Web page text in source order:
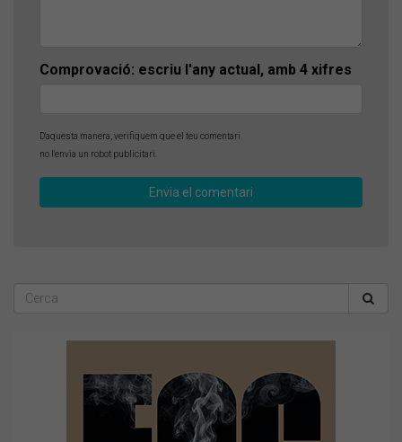
Comprovació: escriu l'any actual, amb 4 xifres
D'aquesta manera, verifiquem que el teu comentari
no l'envia un robot publicitari.